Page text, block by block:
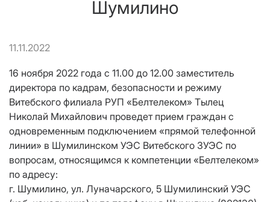
Шумилино
11.11.2022
16 ноября 2022 года с 11.00 до 12.00 заместитель
директора по кадрам, безопасности и режиму
Витебского филиала РУП «Белтелеком» Тылец
Николай Михайлович проведет прием граждан с
одновременным подключением «прямой телефонной
линии» в Шумилинском УЭС Витебского ЗУЭС по
вопросам, относящимся к компетенции «Белтелеком»
по адресу:
г. Шумилино, ул. Луначарского, 5 Шумилинский УЭС